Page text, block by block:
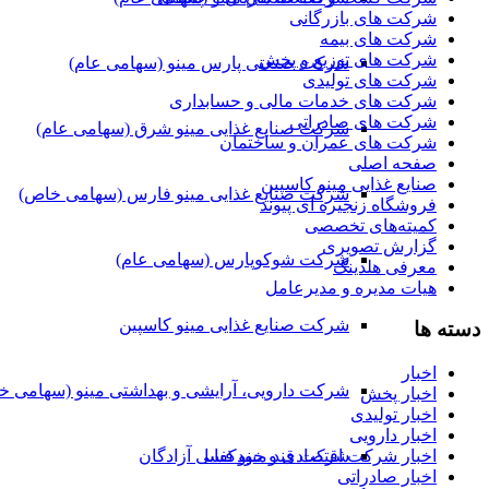
شرکت صنعتی پارس مینو (سهامی عام)
شرکت صنایع غذایی مینو شرق (سهامی عام)
شرکت صنایع غذایی مینو فارس (سهامی خاص)
شرکت شوکوپارس (سهامی عام)
شرکت صنایع غذایی مینو کاسپین
شرکت دارویی، آرایشی و بهداشتی مینو (سهامی
شرکت قند مینو فسا
شرکت های بازرگانی
شرکت های بیمه
شرکت های توزیع و پخش
شرکت های تولیدی
شرکت های خدمات مالی و حسابداری
شرکت های صادراتی
شرکت های عمران و ساختمان
صفحه اصلی
صنایع غذایی مینو کاسپین
فروشگاه زنجیره ای پیوند
کمیته‌های تخصصی
گزارش تصویری
معرفی هلدینگ
هیات مدیره و مدیرعامل
دسته ها
اخبار
اخبار پخش
اخبار تولیدی
اخبار دارویی
اخبار شرکت اقتصادی و خودکفایی آزادگان
اخبار صادراتی